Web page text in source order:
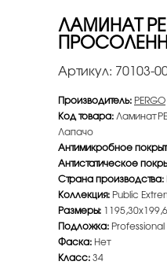
ЛАМИНАТ
Артикул: 70103-
Производитель: PERGO
Код товара:Ламинат
Лапачо
Антимикробное
Антистатическое
Страна производства:
Коллекция: Public
Размеры:
Подложка:
Фаска: Нет
Класс:34